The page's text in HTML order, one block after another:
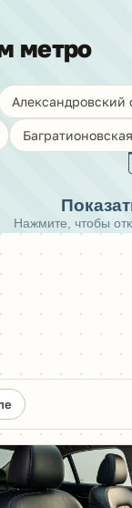
Нажмите, чтобы
метро
Александровский
Багратионовская